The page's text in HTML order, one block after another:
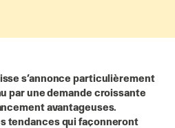
s’annonce particulièrement
par une demande croissante
avantageuses.
tendances qui façonneront